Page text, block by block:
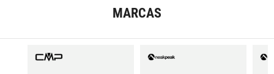
MARCAS